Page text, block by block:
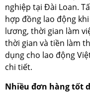
nghiệp tại Đài Loan.
hợp đồng lao động
lương, thời gian làm
thời gian và tiền làm
dụng cho lao động
chi tiết.
Nhiều đơn hàng tốt